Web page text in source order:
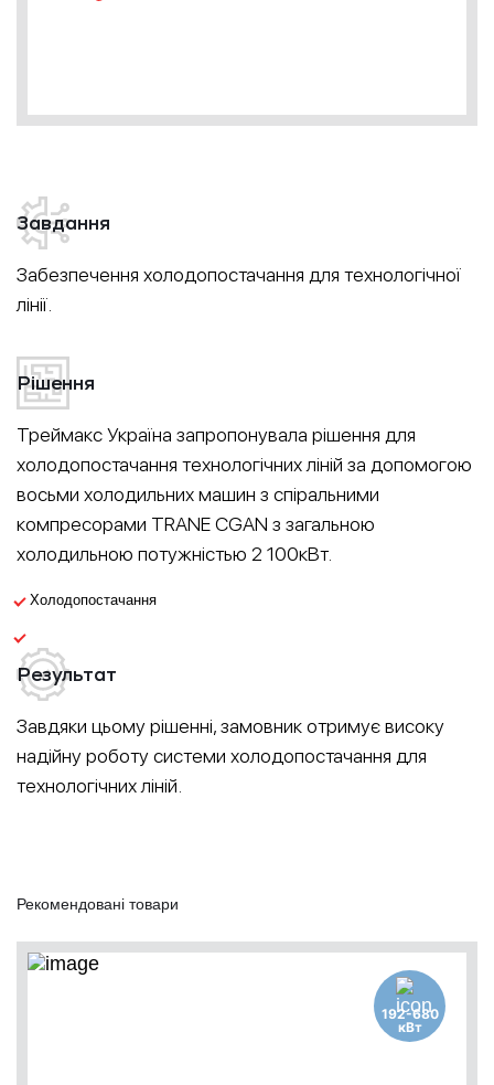
Завдання
Забезпечення холодопостачання для технологічної
лінії.
Рішення
Треймакс Україна запропонувала рішення для
холодопостачання технологічних ліній за допомогою
восьми холодильних машин з спіральними
компресорами TRANE CGAN з загальною
холодильною потужністью 2 100кВт.
Холодопостачання
Результат
Завдяки цьому рішенні, замовник отримує високу
надійну роботу системи холодопостачання для
технологічних ліній.
Рекомендовані товари
192-680
кВт